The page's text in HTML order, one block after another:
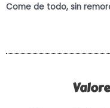
Come de todo, sin